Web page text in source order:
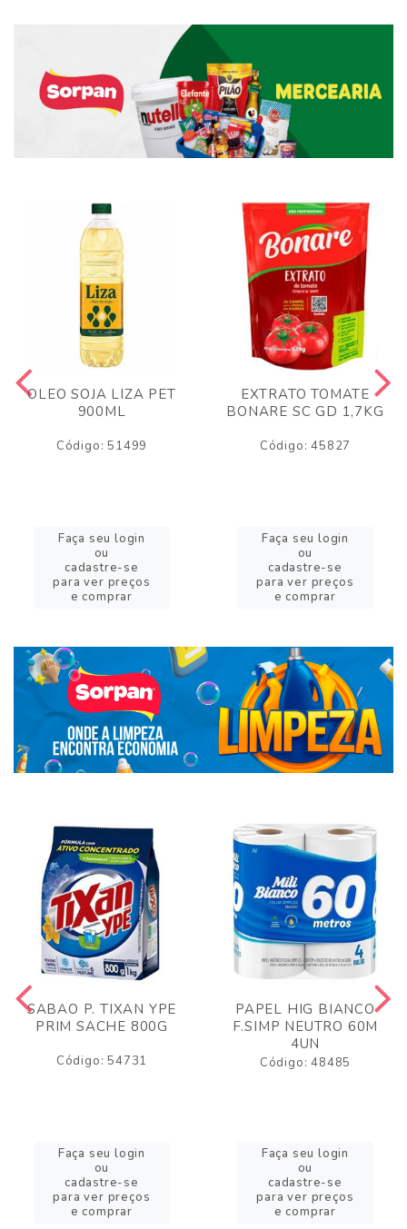
OLEO SOJA LIZA PET
900ML
Código: 51499
Faça seu login
ou
cadastre-se
para ver preços
e comprar
EXTRATO TOMATE
BONARE SC GD 1,7KG
Código: 45827
Faça seu login
ou
cadastre-se
para ver preços
e comprar
SABAO P. TIXAN YPE
PRIM SACHE 800G
Código: 54731
Faça seu login
ou
cadastre-se
para ver preços
e comprar
PAPEL HIG BIANCO
F.SIMP NEUTRO 60M
4UN
Código: 48485
Faça seu login
ou
cadastre-se
para ver preços
e comprar